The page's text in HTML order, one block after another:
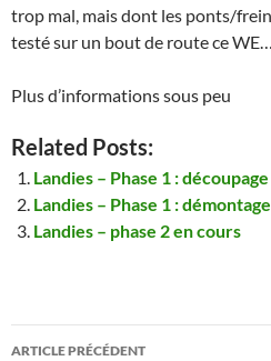
trop mal, mais dont les ponts/
testé sur un bout de route ce
Plus d’informations sous peu
Related Posts:
Landies – Phase 1 :
Landies – Phase 1 :
Landies – phase 2 en cours
Navigation
ARTICLE PRÉCÉDENT